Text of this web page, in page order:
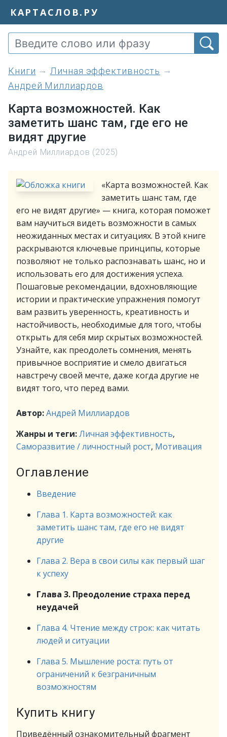
КАРТАСЛОВ.РУ
книги
Личная эффективность
Андрей Миллиардов
Карта возможностей. Как
заметить шанс там, где его не
видят другие
Андрей Миллиардов (2025)
«Карта возможностей. Как
заметить шанс там, где
его не видят другие» — книга, которая поможет
вам научиться видеть возможности в самых
неожиданных местах и ситуациях. В этой книге
раскрываются ключевые принципы, которые
позволяют не только распознавать шанс, но и
использовать его для достижения успеха.
Пошаговые рекомендации, вдохновляющие
истории и практические упражнения помогут
вам развить уверенность, креативность и
настойчивость, необходимые для того, чтобы
открыть для себя мир скрытых возможностей.
Узнайте, как преодолеть сомнения, менять
привычное восприятие и смело двигаться
навстречу своей мечте, даже когда другие не
видят того, что перед вами.
Автор:Андрей Миллиардов
Жанры и теги:Личная эффективность,
Саморазвитие / личностный рост, Мотивация
Оглавление
Введение
Глава 1. Карта возможностей: как
заметить шанс там, где его не видят
другие
Глава 2. Вера в свои силы как первый шаг
к успеху
Глава 3. Преодоление страха перед
неудачей
Глава 4. Чтение между строк: как читать
людей и ситуации
Глава 5. Мышление роста: путь от
ограничений к безграничным
возможностям
Купить книгу
Приведённый ознакомительный фрагмент